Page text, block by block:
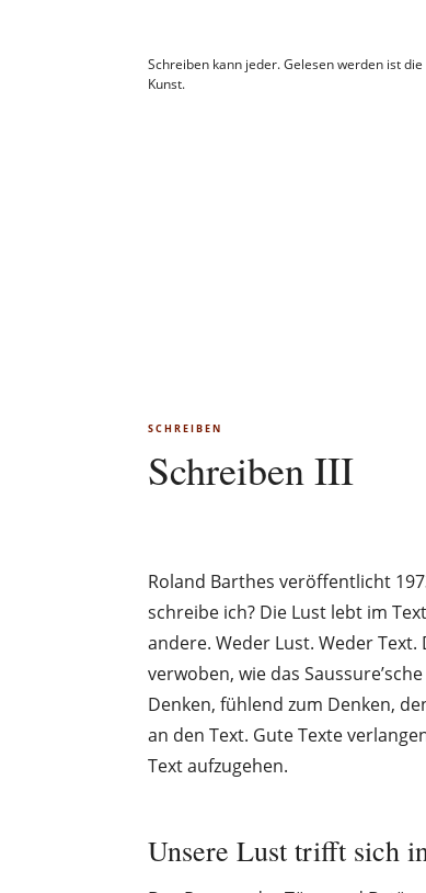
Schreiben kann jeder. Gelesen werden ist die
Kunst.
SCHREIBEN
Schreiben III
Roland Barthes veröffentlicht
schreibe ich? Die Lust lebt im
andere. Weder Lust. Weder
verwoben, wie das
Denken, fühlend zum Denken,
an den Text. Gute Texte
Text aufzugehen.
Unsere Lust trifft sich